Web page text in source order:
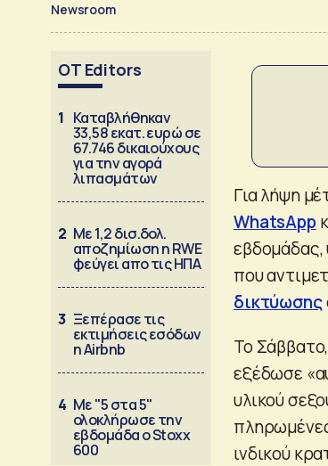
Newsroom
OT Editors
1 Καταβλήθηκαν
33,58 εκατ. ευρώ σε
67.746 δικαιούχους
για την αγορά
λιπασμάτων
2 Με 1,2 δισ.δολ.
αποζημίωση η RWE
φεύγει απο τις ΗΠΑ
3 Ξεπέρασε τις
εκτιμήσεις εσόδων
η Airbnb
4 Με "5 στα 5"
ολοκλήρωσε την
εβδομάδα ο Stoxx
600
Για λήψη
WhatsApp
εβδομάδας,
που
δικτύωσης
Το
εξέδωσε
υλικού
ινδικού